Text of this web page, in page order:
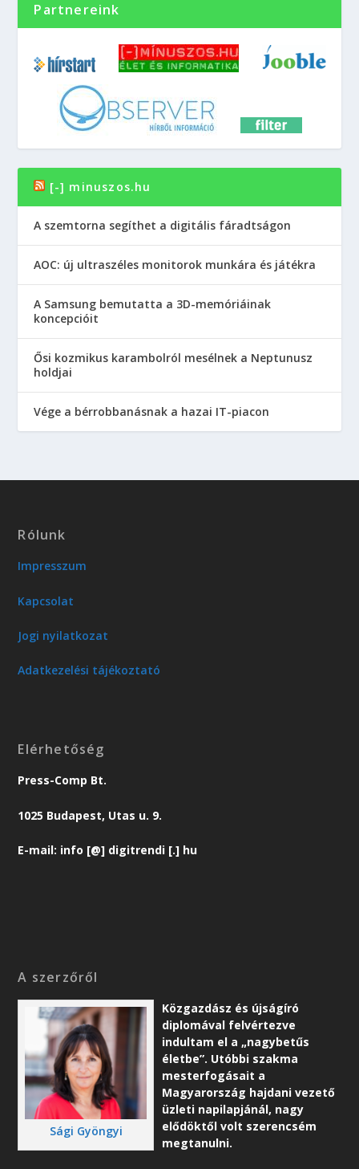
Partnereink
[-] minuszos.hu
A szemtorna segíthet a digitális fáradtságon
AOC: új ultraszéles monitorok munkára és játékra
A Samsung bemutatta a 3D-memóriáinak
koncepcióit
Ősi kozmikus karambolról mesélnek a Neptunusz
holdjai
Vége a bérrobbanásnak a hazai IT-piacon
Rólunk
Impresszum
Kapcsolat
Jogi nyilatkozat
Adatkezelési tájékoztató
Elérhetőség
Press-Comp Bt.
1025 Budapest, Utas u. 9.
E-mail: info [@] digitrendi [.] hu
A szerzőről
Sági Gyöngyi
Közgazdász és újságíró
diplomával felvértezve
indultam el a „nagybetűs
életbe”. Utóbbi szakma
mesterfogásait a
Magyarország hajdani vezető
üzleti napilapjánál, nagy
elődöktől volt szerencsém
megtanulni.